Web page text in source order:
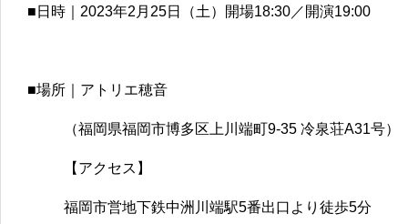
■日時｜2023年2月25日（土）開場18:30／開演19:00
■場所｜アトリエ穂音
（福岡県福岡市博多区上川端町9-35 冷泉荘A31号）
【アクセス】
福岡市営地下鉄中洲川端駅5番出口より徒歩5分